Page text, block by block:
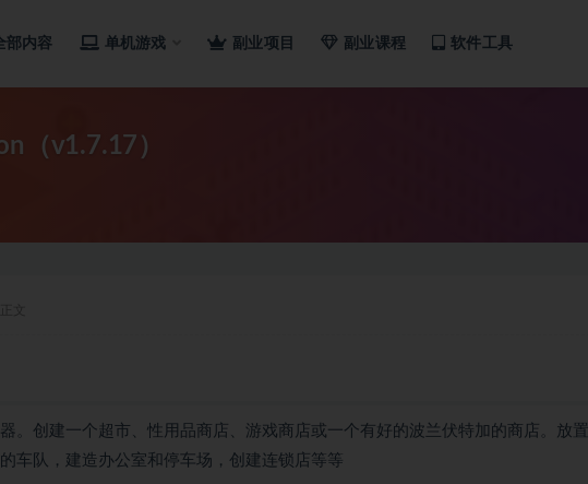
部内容 单机游戏 副业项目 副业课程 软件工具
（v1.7.17）
。创建一个超市、性用品商店、游戏商店或一个有好的波兰伏特加的商店。放置
车队，建造办公室和停车场，创建连锁店等等